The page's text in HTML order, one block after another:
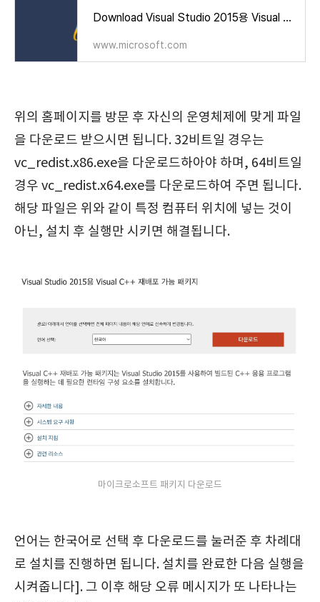
Download Visual Studio 2015용 Visual C++ 재배포 가능 패키지 from Official Microsoft Download Center
www.microsoft.com
위의 홈페이지를 방문 후 자신의 운영체제에 맞게 파일
을 다운로드 받으시면 됩니다. 32비트일 경우는
vc_redist.x86.exe을 다운로드하아야 하며, 64비트일
경우 vc_redist.x64.exe를 다운로드하여 주면 됩니다.
해당 파일은 위와 같이 특정 컴퓨터 위치에 넣는 것이
아닌, 설치 후 실행만 시키면 해결됩니다.
마이크로소프트 패키지 다운로드
언어는 한국어로 선택 후 다운로드를 눌러준 후 차례대
로 설치를 진행하면 됩니다. 설치를 완료한 다음 실행을
시켜줍니다]. 그 이후 해당 오류 메시지가 또 나타나는